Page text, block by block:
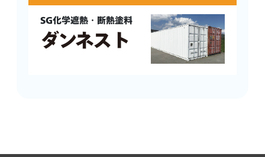
SG化学遮熱・断熱塗料
ダンネスト